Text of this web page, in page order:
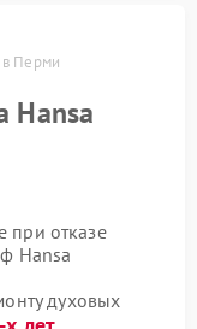
в Перми
Hansa
при отказе
Hansa
духовых